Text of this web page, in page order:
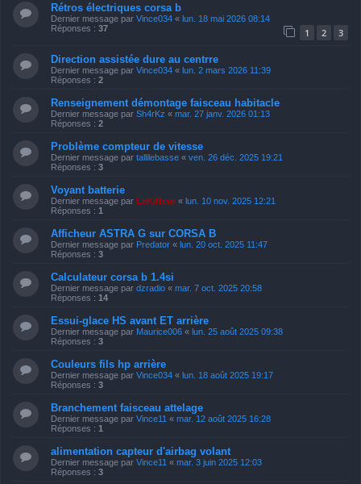
Rétros électriques corsa b
Dernier message par Vince034 « lun. 18 mai 2026 08:14
Réponses : 37 1 2 3
Direction assistée dure au centrre
Dernier message par Vince034 « lun. 2 mars 2026 11:39
Réponses : 2
Renseignement démontage faisceau habitacle
Dernier message par Sh4rKz « mar. 27 janv. 2026 01:13
Réponses : 2
Problème compteur de vitesse
Dernier message par tallilebasse « ven. 26 déc. 2025 19:21
Réponses : 3
Voyant batterie
Dernier message par LeKiffeur « lun. 10 nov. 2025 12:21
Réponses : 1
Afficheur ASTRA G sur CORSA B
Dernier message par Predator « lun. 20 oct. 2025 11:47
Réponses : 3
Calculateur corsa b 1.4si
Dernier message par dzradio « mar. 7 oct. 2025 20:58
Réponses : 14
Essui-glace HS avant ET arrière
Dernier message par Maurice006 « lun. 25 août 2025 09:38
Réponses : 3
Couleurs fils hp arrière
Dernier message par Vince034 « lun. 18 août 2025 19:17
Réponses : 3
Branchement faisceau attelage
Dernier message par Vince11 « mar. 12 août 2025 16:28
Réponses : 1
alimentation capteur d'airbag volant
Dernier message par Vince11 « mar. 3 juin 2025 12:03
Réponses : 3